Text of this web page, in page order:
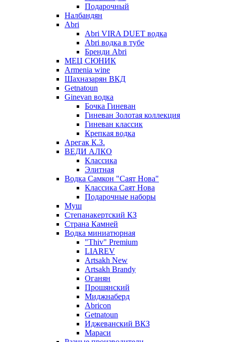
Подарочный
Налбандян
Abri
Abri VIRA DUET водка
Abri водка в тубе
Бренди Abri
МЕЦ СЮНИК
Armenia wine
Шахназарян ВКД
Getnatoun
Ginevan водка
Бочка Гиневан
Гиневан Золотая коллекция
Гиневан классик
Крепкая водка
Арегак К.З.
ВЕДИ АЛКО
Классика
Элитная
Водка Самкон "Саят Нова"
Классика Саят Нова
Подарочные наборы
Муш
Степанакертский КЗ
Страна Камней
Водка миниатюрная
"Thiv" Premium
LIAREV
Artsakh New
Artsakh Brandy
Оганян
Прошянский
Миджнаберд
Abricon
Getnatoun
Иджеванский ВКЗ
Мараси